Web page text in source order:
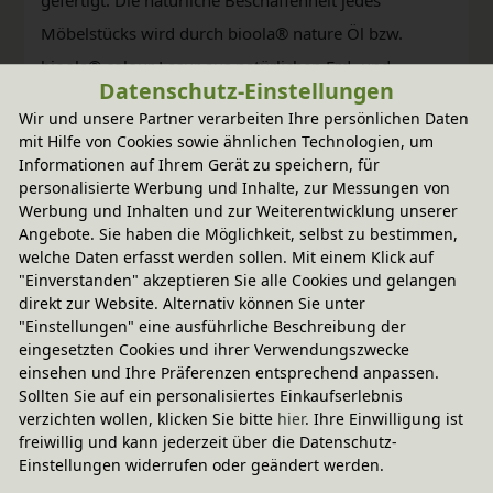
Möbelstücks wird durch bioola® nature Öl bzw.
bioola® colour Lasur aus natürlichen Erd- und
Mineralpigmenten und pflanzlichem Carnaubawachs
erhalten und weiter veredelt.
Fairer Paketversand
34,95 € innerhalb ...
Datenschutz-Einstellungen
Wir und unsere Partner verarbeiten Ihre persönlichen Daten
mit Hilfe von Cookies sowie ähnlichen Technologien, um
Informationen auf Ihrem Gerät zu speichern, für
personalisierte Werbung und Inhalte, zur Messungen von
Werbung und Inhalten und zur Weiterentwicklung unserer
Angebote. Sie haben die Möglichkeit, selbst zu bestimmen,
welche Daten erfasst werden sollen. Mit einem Klick auf
"Einverstanden" akzeptieren Sie alle Cookies und gelangen
direkt zur Website. Alternativ können Sie unter
"Einstellungen" eine ausführliche Beschreibung der
eingesetzten Cookies und ihrer Verwendungszwecke
einsehen und Ihre Präferenzen entsprechend anpassen.
Sollten Sie auf ein personalisiertes Einkaufserlebnis
verzichten wollen, klicken Sie bitte hier. Ihre Einwilligung ist
freiwillig und kann jederzeit über die Datenschutz-
Einstellungen widerrufen oder geändert werden.